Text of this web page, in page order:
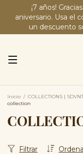
¡7 años!
aniversario. Usa el
un descuento
Inicio / COLLECTIONS |
collection
Filtrar